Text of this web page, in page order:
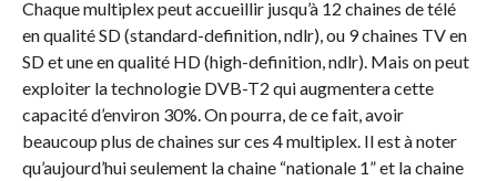
Chaque multiplex peut accueillir jusqu’à 12 chaines de télé
en qualité SD (standard-definition, ndlr), ou 9 chaines TV en
SD et une en qualité HD (high-definition, ndlr). Mais on peut
exploiter la technologie DVB-T2 qui augmentera cette
capacité d’environ 30%. On pourra, de ce fait, avoir
beaucoup plus de chaines sur ces 4 multiplex. Il est à noter
qu’aujourd’hui seulement la chaine “nationale 1” et la chaine